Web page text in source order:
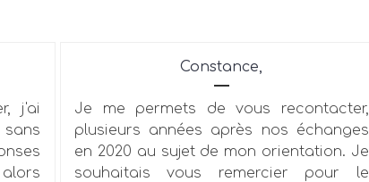
j'ai
sans
Constance,
Je me permets de vous recontacter,
plusieurs années après nos échanges
en 2020 au sujet de mon orientation. Je
souhaitais vous remercier pour le